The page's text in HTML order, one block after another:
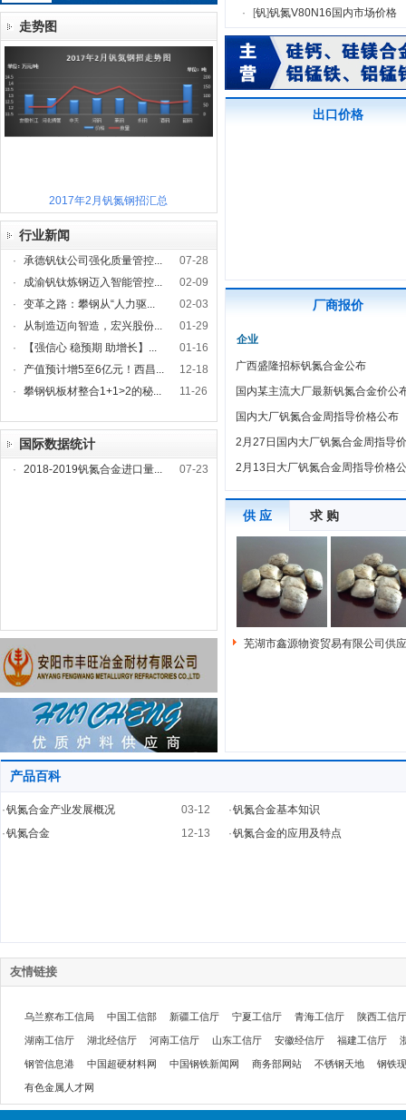
走势图
2017年2月钒氮钢招汇总
行业新闻
· 承德钒钛公司强化质量管控...
07-28
·
成渝钒钛炼钢迈入智能管控...
02-09
·
变革之路：攀钢从“人力驱...
02-03
·
从制造迈向智造，宏兴股份...
01-29
·
【强信心 稳预期 助增长】...
01-16
·
产值预计增5至6亿元！西昌...
12-18
·
攀钢钒板材整合1+1>2的秘... 11-26
国际数据统计
· 2018-2019钒氮合金进口量... 07-23
·
[钒]钒氮V80N16国内市场价格
出口价格
厂商报价
企业
广西盛隆招标钒氮合金公布
国内某主流大厂最新钒氮合金价公
国内大厂钒氮合金周指导价格公布
2月27日国内大厂钒氮合金周指导
2月13日大厂钒氮合金周指导价格
供 应 求 购
芜湖市鑫源物资贸易有限公司供
产品百科
·钒氮合金产业发展概况
03-12
·钒氮合金 12-13
·钒氮合金基本知识
·钒氮合金的应用及特点
友情链接
乌兰察布工信局 中国工信部 新疆工信厅 宁夏工信厅 青海工信厅 陕西工信厅
湖南工信厅 湖北经信厅 河南工信厅 山东工信厅 安徽经信厅 福建工信厅
钢管信息港 中国超硬材料网 中国钢铁新闻网 商务部网站 不锈钢天地 钢铁
有色金属人才网